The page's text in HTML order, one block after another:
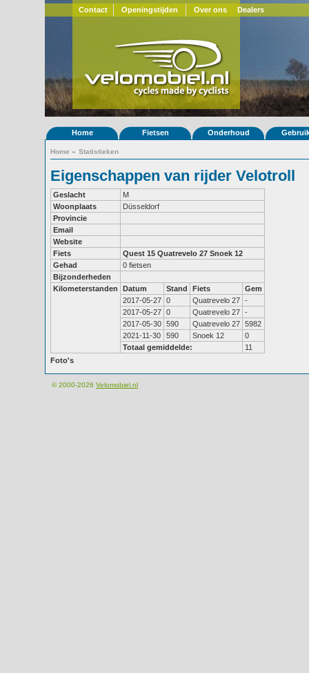
Contact Openingstijden Over ons Dealers
Home Fietsen Onderhoud
Home » Statistieken
Eigenschappen van rijder Velotroll
Geslacht
M
Woonplaats
Düsseldorf
Provincie
Email
Website
Fiets
Quest 15 Quatrevelo 27 Snoek 12
Gehad
0 fietsen
Bijzonderheden
Kilometerstanden
Datum Stand Fiets
Gem
2017-05-27 0 Quatrevelo 27 -
2017-05-27 0 Quatrevelo 27 -
2017-05-30 590 Quatrevelo 27 5982
2021-11-30
590 Snoek 12
0
Totaal gemiddelde:
11
Foto's
© 2000-2026 Velomobiel.nl